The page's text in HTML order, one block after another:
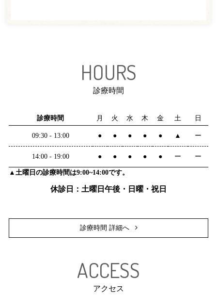
HOURS
診療時間
診療時間 月 火 水 木 金 土 日
09:30 - 13:00 ● ● ● ● ● ▲ ー
14:00 - 19:00 ● ● ● ● ● ー ー
▲土曜日の診療時間は9:00~14:00です。
休診日：土曜日午後・日曜・祝日
診療時間 詳細へ
ACCESS
アクセス